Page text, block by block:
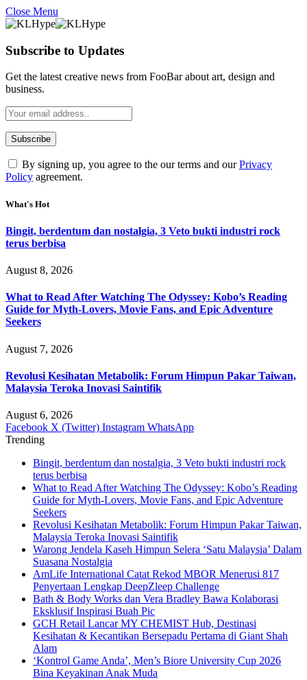
Close Menu
Subscribe to Updates
Get the latest creative news from FooBar about art, design and
business.
By signing up, you agree to the our terms and ourPrivacy
Policy agreement.
What's Hot
Bingit, berdentum dan nostalgia, 3 Veto bukti industri rock
terus berbisa
August 8, 2026
What to Read After Watching The Odyssey: Kobo’s Reading
Guide for Myth-Lovers, Movie Fans, and Epic Adventure
Seekers
August 7, 2026
Revolusi Kesihatan Metabolik: Forum Himpun Pakar Taiwan,
Malaysia Teroka Inovasi Saintifik
August 6, 2026
Facebook X (Twitter) Instagram WhatsApp
Trending
Bingit, berdentum dan nostalgia, 3 Veto bukti industri rock
terus berbisa
What to Read After Watching The Odyssey: Kobo’s Reading
Guide for Myth-Lovers, Movie Fans, and Epic Adventure
Seekers
Revolusi Kesihatan Metabolik: Forum Himpun Pakar Taiwan,
Malaysia Teroka Inovasi Saintifik
Warong Jendela Kaseh Himpun Selera ‘Satu Malaysia’ Dalam
Suasana Nostalgia
AmLife International Catat Rekod MBOR Menerusi 817
Penyertaan Lengkap DeepZleep Challenge
Bath & Body Works dan Vera Bradley Bawa Kolaborasi
Eksklusif Inspirasi Buah Pic
GCH Retail Lancar MY CHEMIST Hub, Destinasi
Kesihatan & Kecantikan Bersepadu Pertama di Giant Shah
Alam
‘Kontrol Game Anda’, Men’s Biore University Cup 2026
Bina Keyakinan Anak Muda